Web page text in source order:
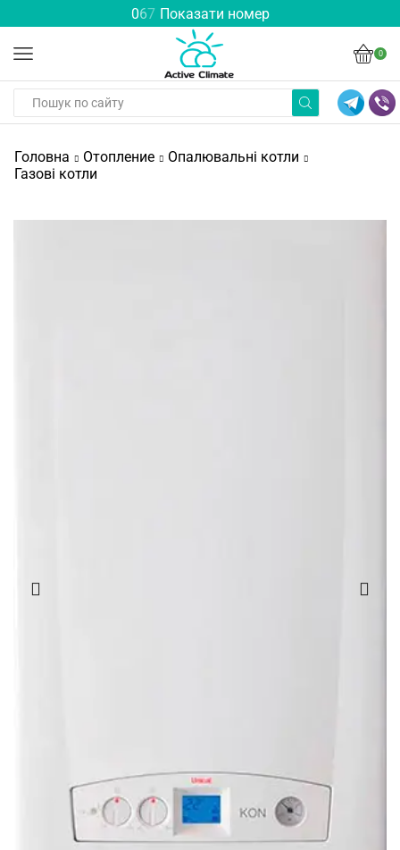
067 Показати номер
0
Головна Отопление
Опалювальні котли
Газові котли